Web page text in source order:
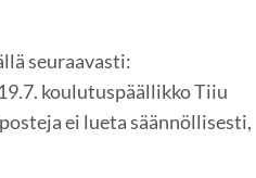
seuraavasti:
koulutuspäällikko Tiiu
ei lueta säännöllisesti,